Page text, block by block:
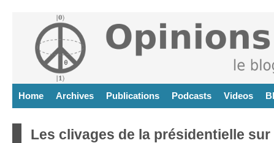
Home Archives Publications Podcasts Videos
Les clivages de la présidentielle sur